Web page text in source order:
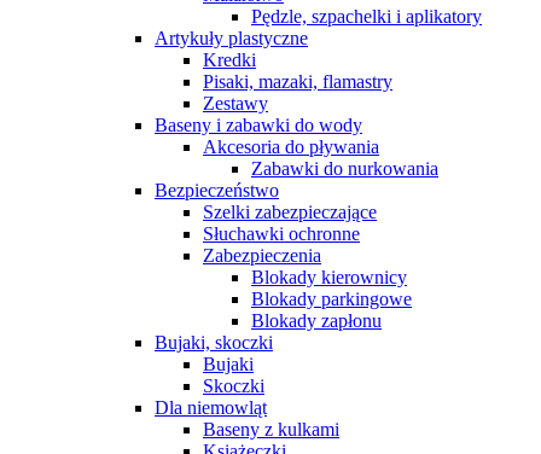
Pędzle, szpachelki i aplikatory
Artykuły plastyczne
Kredki
Pisaki, mazaki, flamastry
Zestawy
Baseny i zabawki do wody
Akcesoria do pływania
Zabawki do nurkowania
Bezpieczeństwo
Szelki zabezpieczające
Słuchawki ochronne
Zabezpieczenia
Blokady kierownicy
Blokady parkingowe
Blokady zapłonu
Bujaki, skoczki
Bujaki
Skoczki
Dla niemowląt
Baseny z kulkami